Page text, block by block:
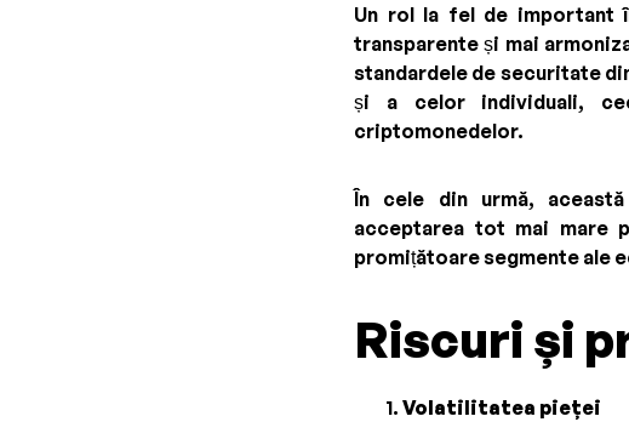
Un rol la fel de important
transparente și mai
standardele de securitate
și a celor individuali,
criptomonedelor.
În cele din urmă,
acceptarea tot mai mare
promițătoare segmente ale
Riscuri și
Volatilitatea pieței